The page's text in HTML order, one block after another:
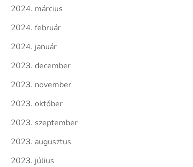
2024. március
2024. február
2024. január
2023. december
2023. november
2023. október
2023. szeptember
2023. augusztus
2023. július